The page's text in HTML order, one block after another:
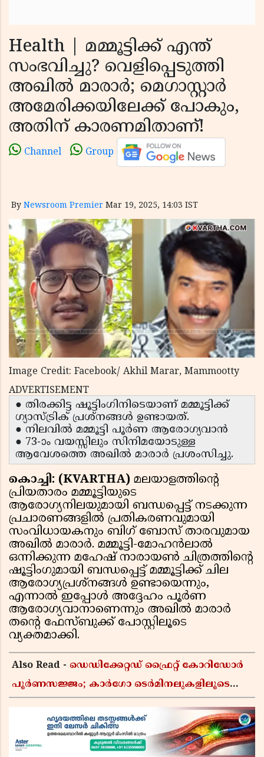
Health | മമ്മൂട്ടിക്ക് എന്ത്
സംഭവിച്ചു? വെളിപ്പെടുത്തി
അഖിൽ മാരാർ; മെഗാസ്റ്റാർ
അമേരിക്കയിലേക്ക് പോകും,
അതിന് കാരണമിതാണ്!
Channel Group
By Newsroom Premier Mar 19, 2025, 14:03 IST
Image Credit: Facebook/ Akhil Marar, Mammootty
ADVERTISEMENT
● തിരക്കിട്ട ഷൂട്ടിംഗിനിടെയാണ് മമ്മൂട്ടിക്ക്
ഗ്യാസ്ട്രിക് പ്രശ്നങ്ങൾ ഉണ്ടായത്.
● നിലവിൽ മമ്മൂട്ടി പൂർണ ആരോഗ്യവാൻ
● 73-ാം വയസ്സിലും സിനിമയോടുള്ള
ആവേശത്തെ അഖിൽ മാരാർ പ്രശംസിച്ചു.
കൊച്ചി: (KVARTHA) മലയാളത്തിന്റെ
പ്രിയതാരം മമ്മൂട്ടിയുടെ
ആരോഗ്യനിലയുമായി ബന്ധപ്പെട്ട് നടക്കുന്ന
പ്രചാരണങ്ങളിൽ പ്രതികരണവുമായി
സംവിധായകനും ബിഗ് ബോസ് താരവുമായ
അഖിൽ മാരാർ. മമ്മൂട്ടി-മോഹൻലാൽ
ഒന്നിക്കുന്ന മഹേഷ് നാരായൺ ചിത്രത്തിന്റെ
ഷൂട്ടിംഗുമായി ബന്ധപ്പെട്ട് മമ്മൂട്ടിക്ക് ചില
ആരോഗ്യപ്രശ്നങ്ങൾ ഉണ്ടായെന്നും,
എന്നാൽ ഇപ്പോൾ അദ്ദേഹം പൂർണ
ആരോഗ്യവാനാണെന്നും അഖിൽ മാരാർ
തന്റെ ഫേസ്ബുക്ക് പോസ്റ്റിലൂടെ
വ്യക്തമാക്കി.
Also Read - ഡെഡിക്കേറ്റഡ് ഫ്രൈറ്റ് കോറിഡോർ
പൂർണസജ്ജം; കാർഗോ ടെർമിനലുകളിലൂടെ
വൻ കുതിപ്പ്